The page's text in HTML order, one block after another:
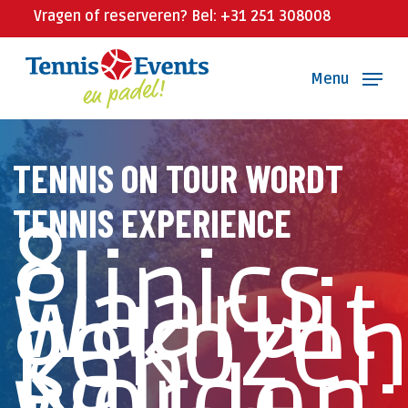
to
main
Vragen of reserveren? Bel: +31 251 308008
Menu
TENNIS ON TOUR WORDT
TENNIS EXPERIENCE
8
clinics
waaruit
kan